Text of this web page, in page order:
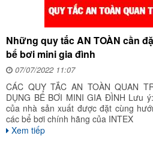
Những quy tắc AN TOÀN cần
bể bơi mini gia đình
07/07/2022 11:07
CÁC QUY TẮC AN TOÀN QUAN
DỤNG BỂ BƠI MINI GIA ĐÌNH Lưu
của nhà sản xuất được đặt cùng
các bể bơi chính hãng của INTEX
Xem tiếp